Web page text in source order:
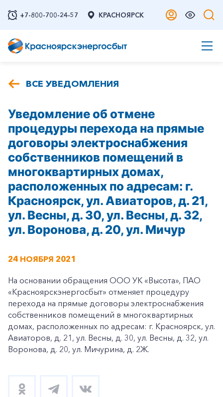
+7-800-700-24-57 КРАСНОЯРСК
ВСЕ УВЕДОМЛЕНИЯ
Уведомление об отмене
процедуры перехода на прямые
договоры электроснабжения
собственников помещений в
многоквартирных домах,
расположенных по адресам: г.
Красноярск, ул. Авиаторов, д. 21,
ул. Весны, д. 30, ул. Весны, д. 32,
ул. Воронова, д. 20, ул. Мичур
24 НОЯБРЯ 2021
На основании обращения ООО УК «Высота», ПАО
«Красноярскэнергосбыт» отменяет процедуру
перехода на прямые договоры электроснабжения
собственников помещений в многоквартирных
домах, расположенных по адресам: г. Красноярск, ул.
Авиаторов, д. 21, ул. Весны, д. 30, ул. Весны, д. 32, ул.
Воронова, д. 20, ул. Мичурина, д. 2Ж.